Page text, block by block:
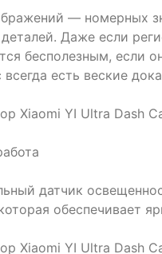
— номерных
Даже если
бесполезным, если
всегда есть веские
датчик
обеспечивает